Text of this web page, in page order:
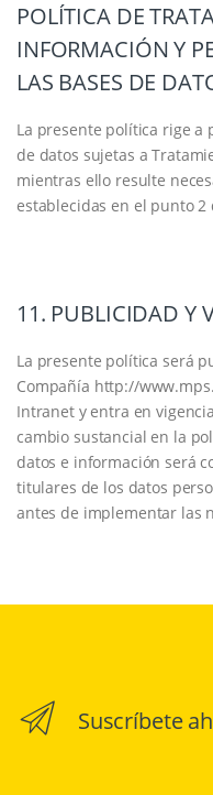
POLÍTICA DE
INFORMACIÓN Y
LAS BASES DE
La presente política rige a
de datos sujetas a
mientras ello resulte
establecidas en el punto 2
11. PUBLICIDAD Y
La presente política será
Compañía http://
Intranet y entra en
cambio sustancial en la
datos e información será
titulares de los datos
antes de implementar las
Suscríbete